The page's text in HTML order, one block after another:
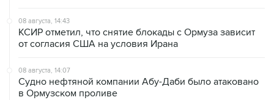
08 августа, 14:43
КСИР отметил, что снятие блокады с Ормуза зависит
от согласия США на условия Ирана
08 августа, 14:07
Судно нефтяной компании Абу-Даби было атаковано
в Ормузском проливе